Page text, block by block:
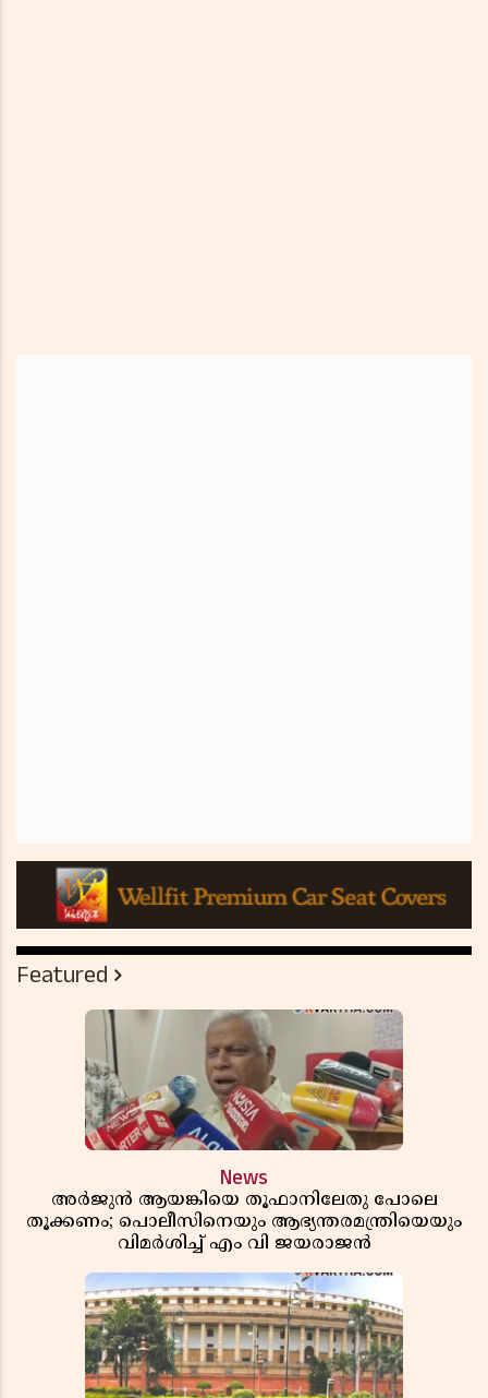
Featured
News
അർജുൻ ആയങ്കിയെ തൂഫാനിലേതു പോലെ
തൂക്കണം; പൊലീസിനെയും ആഭ്യന്തരമന്ത്രിയെയും
വിമർശിച്ച് എം വി ജയരാജൻ